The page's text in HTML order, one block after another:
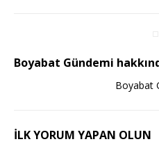
o
k
Boyabat Gündemi
Boyabat
İLK YORUM YAPAN OLUN